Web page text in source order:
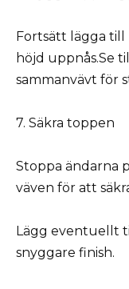
Fortsätt lägga till
höjd uppnås.Se
sammanvävt för
7. Säkra toppen
Stoppa ändarna
väven för att
Lägg eventuellt
snyggare finish.